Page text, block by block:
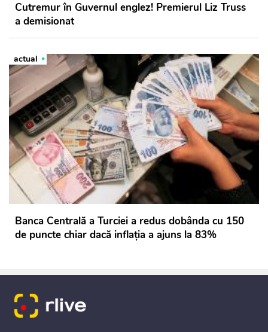
Cutremur în Guvernul englez! Premierul Liz Truss
a demisionat
actual
Banca Centrală a Turciei a redus dobânda cu 150
de puncte chiar dacă inflația a ajuns la 83%